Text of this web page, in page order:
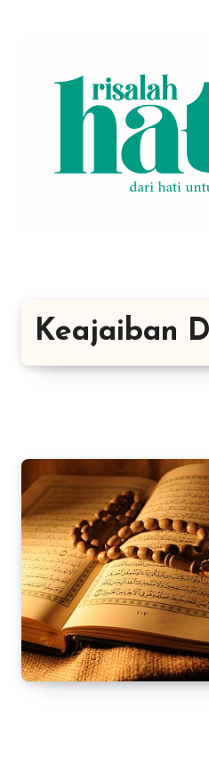
Keajaiban